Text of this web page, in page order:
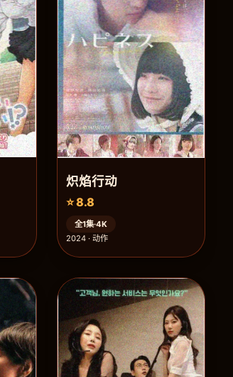
炽焰行动
⭐ 8.8
全1集·4K
2024 · 动作